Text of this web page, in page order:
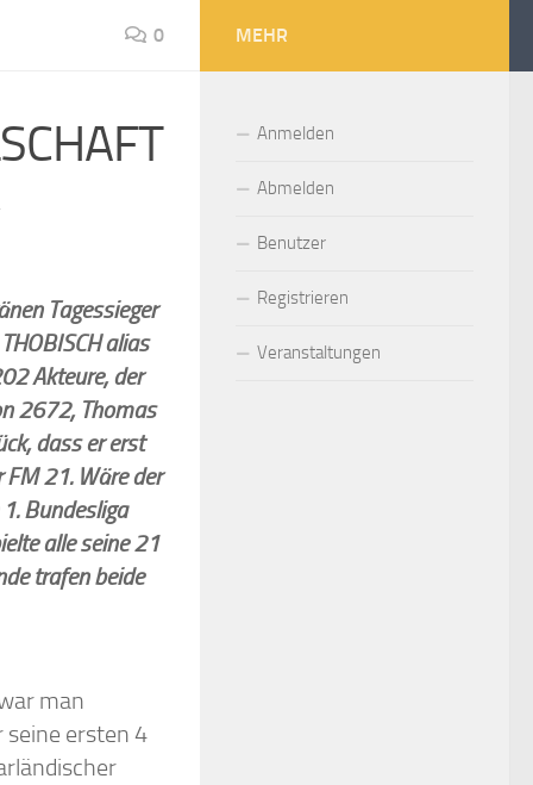
0
Tagessieger
alias
Akteure, der
2672, Thomas
dass er erst
21. Wäre der
Bundesliga
alle seine 21
trafen beide
man
seine ersten 4
MEHR
Anmelden
Abmelden
Benutzer
Registrieren
Veranstaltungen